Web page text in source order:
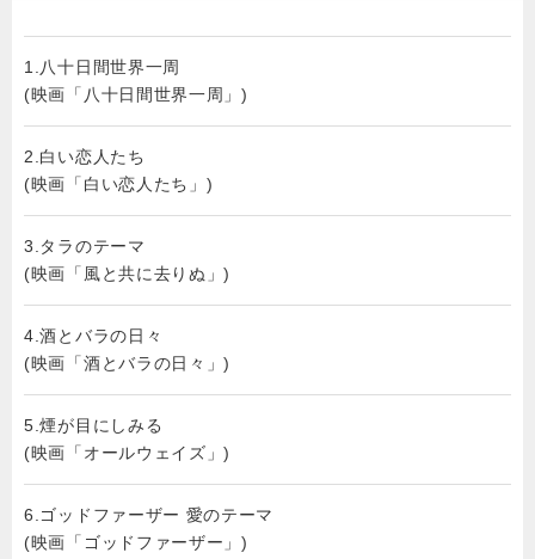
1.八十日間世界一周
(映画「八十日間世界一周」)
2.白い恋人たち
(映画「白い恋人たち」)
3.タラのテーマ
(映画「風と共に去りぬ」)
4.酒とバラの日々
(映画「酒とバラの日々」)
5.煙が目にしみる
(映画「オールウェイズ」)
6.ゴッドファーザー 愛のテーマ
(映画「ゴッドファーザー」)